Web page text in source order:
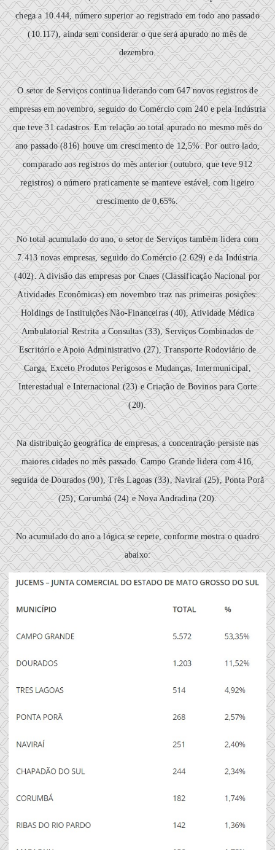
chega a 10.444, número superior ao registrado em todo ano passado
(10.117), ainda sem considerar o que será apurado no mês de
dezembro.
O setor de Serviços continua liderando com 647 novos registros de
empresas em novembro, seguido do Comércio com 240 e pela Indústria
que teve 31 cadastros. Em relação ao total apurado no mesmo mês do
ano passado (816) houve um crescimento de 12,5%. Por outro lado,
comparado aos registros do mês anterior (outubro, que teve 912
registros) o número praticamente se manteve estável, com ligeiro
crescimento de 0,65%.
No total acumulado do ano, o setor de Serviços também lidera com
7.413 novas empresas, seguido do Comércio (2.629) e da Indústria
(402). A divisão das empresas por Cnaes (Classificação Nacional por
Atividades Econômicas) em novembro traz nas primeiras posições:
Holdings de Instituições Não-Financeiras (40), Atividade Médica
Ambulatorial Restrita a Consultas (33), Serviços Combinados de
Escritório e Apoio Administrativo (27), Transporte Rodoviário de
Carga, Exceto Produtos Perigosos e Mudanças, Intermunicipal,
Interestadual e Internacional (23) e Criação de Bovinos para Corte
(20).
Na distribuição geográfica de empresas, a concentração persiste nas
maiores cidades no mês passado. Campo Grande lidera com 416,
seguida de Dourados (90), Três Lagoas (33), Naviraí (25), Ponta Porã
(25), Corumbá (24) e Nova Andradina (20).
No acumulado do ano a lógica se repete, conforme mostra o quadro
abaixo: